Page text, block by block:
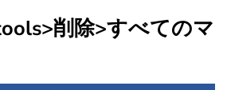
>削除>すべてのマ